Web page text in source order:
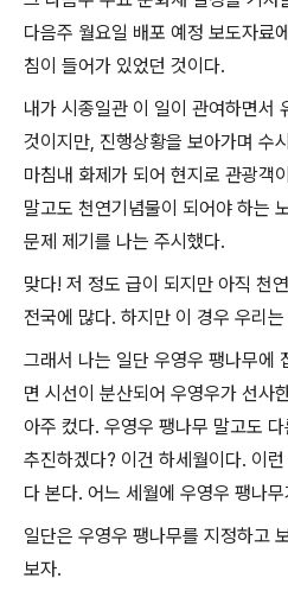
다음주 월요일 배포 예정 보도자료
침이 들어가 있었던 것이다.
내가 시종일관 이 일이 관여하면서
것이지만, 진행상황을 보아가며 수
마침내 화제가 되어 현지로 관광객
말고도 천연기념물이 되어야 하는
문제 제기를 나는 주시했다.
맞다! 저 정도 급이 되지만 아직 천
전국에 많다. 하지만 이 경우 우리
그래서 나는 일단 우영우 팽나무에
면 시선이 분산되어 우영우가 선사
아주 컸다. 우영우 팽나무 말고도
추진하겠다? 이건 하세월이다. 이
다 본다. 어느 세월에 우영우 팽나
일단은 우영우 팽나무를 지정하고
보자.